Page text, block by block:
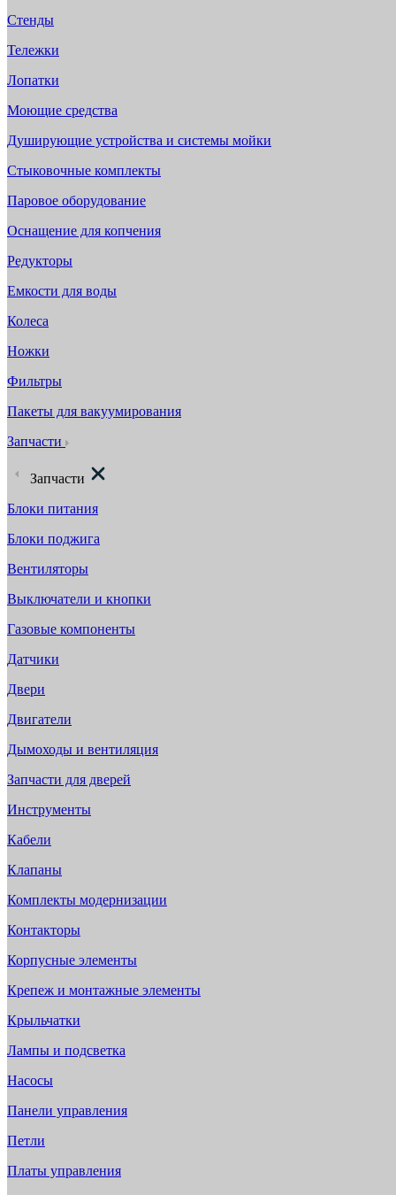
Стенды
Тележки
Лопатки
Моющие средства
Душирующие устройства и системы мойки
Стыковочные комплекты
Паровое оборудование
Оснащение для копчения
Редукторы
Емкости для воды
Колеса
Ножки
Фильтры
Пакеты для вакуумирования
Запчасти
Запчасти
Блоки питания
Блоки поджига
Вентиляторы
Выключатели и кнопки
Газовые компоненты
Датчики
Двери
Двигатели
Дымоходы и вентиляция
Запчасти для дверей
Инструменты
Кабели
Клапаны
Комплекты модернизации
Контакторы
Корпусные элементы
Крепеж и монтажные элементы
Крыльчатки
Лампы и подсветка
Насосы
Панели управления
Петли
Платы управления